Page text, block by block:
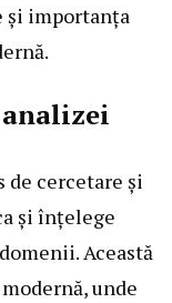
și importanța
cercetare și
și înțelege
Această
unde